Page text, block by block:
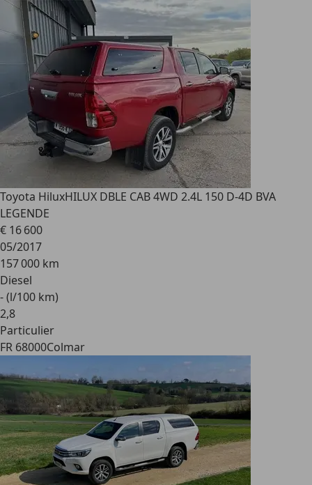
Toyota HiluxHILUX DBLE CAB 4WD 2.4L 150 D-4D BVA
LEGENDE
€ 16 600
05/2017
157 000 km
Diesel
- (l/100 km)
2,8
Particulier
FR 68000Colmar